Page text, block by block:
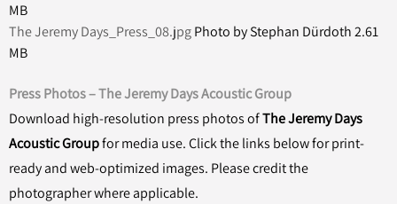
MB
The Jeremy Days_Press_08.jpgPhoto by Stephan Dürdoth2.61
MB
Press Photos – The Jeremy Days Acoustic Group
Download high-resolution press photos ofThe Jeremy Days
Acoustic Groupfor media use. Click the links below for print-
ready and web-optimized images. Please credit the
photographer where applicable.